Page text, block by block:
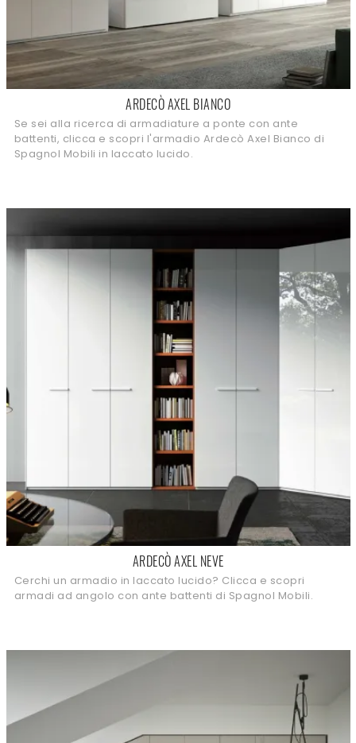
ARDECÒ AXEL BIANCO
Se sei alla ricerca di armadiature a ponte con ante
battenti, clicca e scopri l'armadio Ardecò Axel Bianco di
Spagnol Mobili in laccato lucido.
ARDECÒ AXEL NEVE
Cerchi un armadio in laccato lucido? Clicca e scopri
armadi ad angolo con ante battenti di Spagnol Mobili.